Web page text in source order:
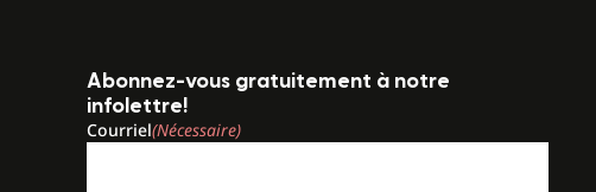
Abonnez-vous gratuitement à notre
infolettre!
Courriel(Nécessaire)